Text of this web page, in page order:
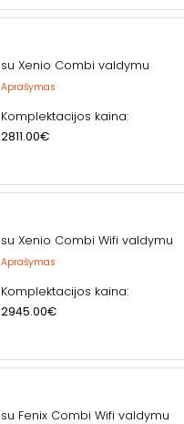
su Xenio Combi valdymu
Aprašymas
Komplektacijos kaina:
2811.00€
su Xenio Combi Wifi valdymu
Aprašymas
Komplektacijos kaina:
2945.00€
su Fenix Combi Wifi valdymu